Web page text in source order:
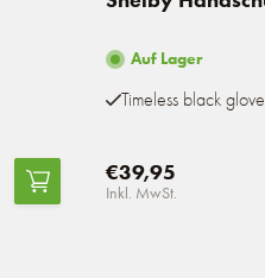
Auf Lager
Timeless black
€39,95
Inkl. MwSt.